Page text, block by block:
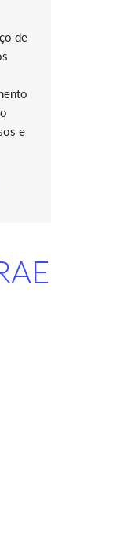
de
e